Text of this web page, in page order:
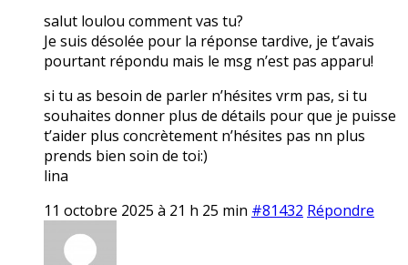
salut loulou comment vas tu?
Je suis désolée pour la réponse tardive, je t’avais
pourtant répondu mais le msg n’est pas apparu!
si tu as besoin de parler n’hésites vrm pas, si tu
souhaites donner plus de détails pour que je puisse
t’aider plus concrètement n’hésites pas nn plus
prends bien soin de toi:)
lina
11 octobre 2025 à 21 h 25 min #81432 Répondre